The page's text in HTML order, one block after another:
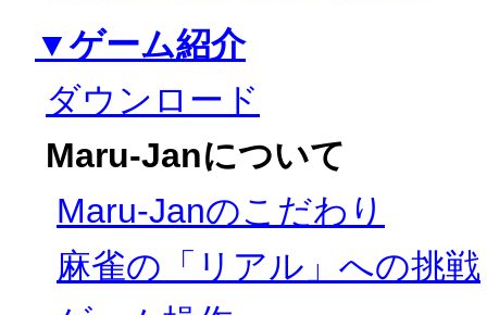
▼ゲーム紹介
ダウンロード
Maru-Janについて
Maru-Janのこだわり
麻雀の「リアル」への挑戦